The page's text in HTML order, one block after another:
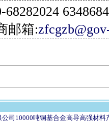
68282024
邮箱:
司10000吨铜基合金高导高强材料